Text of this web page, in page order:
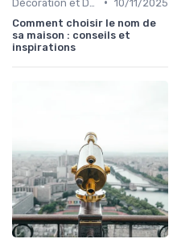
10/11/2025
Comment choisir le nom de
sa maison : conseils et
inspirations